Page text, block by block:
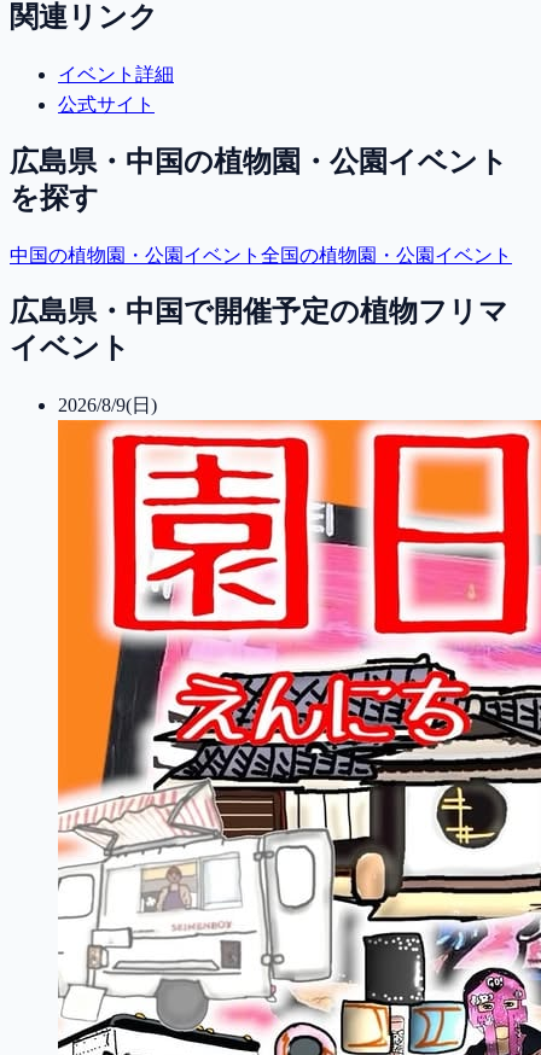
関連リンク
イベント詳細
公式サイト
広島県・中国の植物園・公園イベント
を探す
中国の植物園・公園イベント 全国の植物園・公園イベント
広島県・中国で開催予定の植物フリマ
イベント
2026/8/9(日)